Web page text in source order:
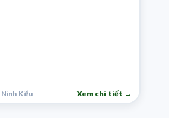
Kiều Xem chi tiết →